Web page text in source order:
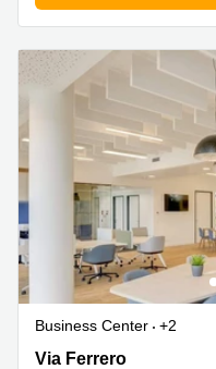
Business Center
+2
Via Ferrero 10, Padova
Via Ferrero